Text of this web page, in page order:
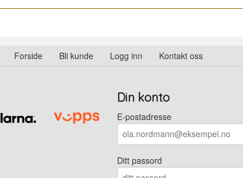
Forside Bli kunde Logg inn Kontakt oss
Din konto
E-postadresse
Ditt passord